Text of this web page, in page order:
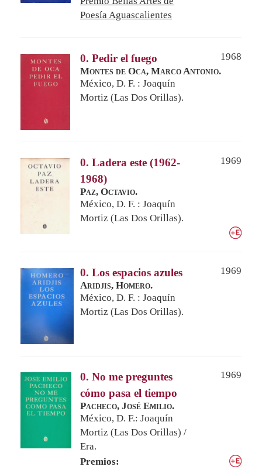
Poesía Aguascalientes
0. Pedir el fuego
1968
Montes de Oca, Marco Antonio.
México, D. F. : Joaquín
Mortiz (Las Dos Orillas).
0. Ladera este (1962-
1968)
1969
Paz, Octavio.
México, D. F. : Joaquín
Mortiz (Las Dos Orillas).
0. Los espacios azules
1969
Aridjis, Homero.
México, D. F. : Joaquín
Mortiz (Las Dos Orillas).
0. No me preguntes
cómo pasa el tiempo
1969
Pacheco, José Emilio.
México, D. F.: Joaquín
Mortiz (Las Dos Orillas) /
Era.
Premios: